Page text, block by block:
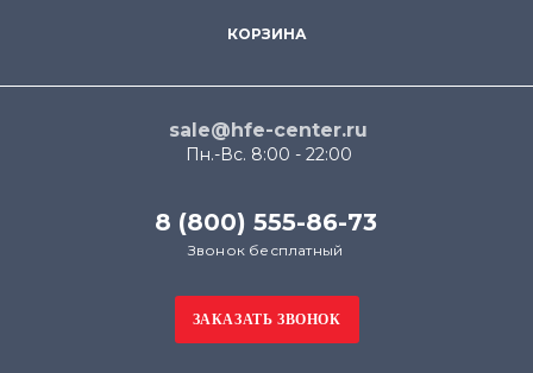
КОРЗИНА
sale@hfe-center.ru
Пн.-Вс. 8:00 - 22:00
8 (800) 555-86-73
Звонок бесплатный